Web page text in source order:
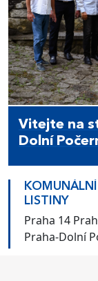
Vitejte na
Dolní
LISTINY
Praha 14
Praha-Dolní